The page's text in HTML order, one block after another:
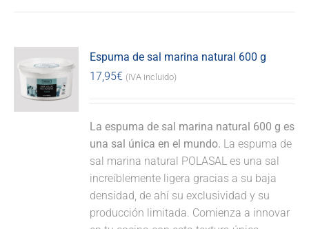
Espuma de sal marina natural 600 g
17,95€ (IVA incluido)
La espuma de sal marina natural 600 g es
una sal única en el mundo. La espuma de
sal marina natural POLASAL es una sal
increíblemente ligera gracias a su baja
densidad, de ahí su exclusividad y su
producción limitada. Comienza a innovar